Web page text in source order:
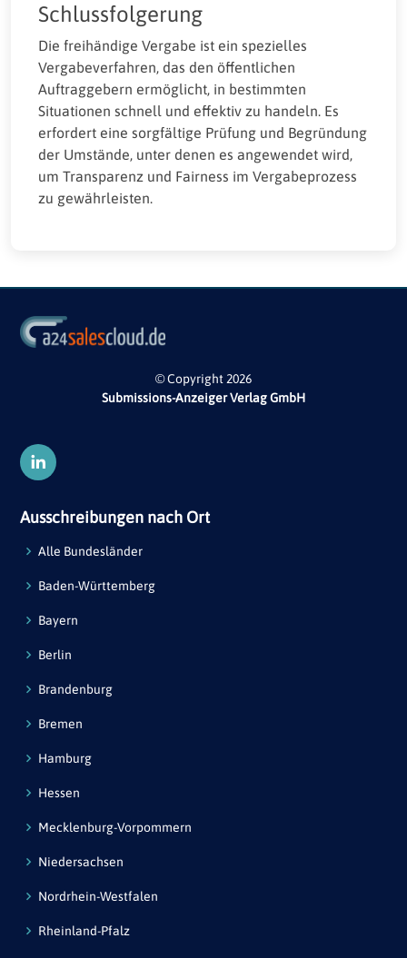
Schlussfolgerung
Die freihändige Vergabe ist ein spezielles
Vergabeverfahren, das den öffentlichen
Auftraggebern ermöglicht, in bestimmten
Situationen schnell und effektiv zu handeln. Es
erfordert eine sorgfältige Prüfung und Begründung
der Umstände, unter denen es angewendet wird,
um Transparenz und Fairness im Vergabeprozess
zu gewährleisten.
© Copyright 2026
Submissions-Anzeiger Verlag GmbH
Ausschreibungen nach Ort
Alle Bundesländer
Baden-Württemberg
Bayern
Berlin
Brandenburg
Bremen
Hamburg
Hessen
Mecklenburg-Vorpommern
Niedersachsen
Nordrhein-Westfalen
Rheinland-Pfalz